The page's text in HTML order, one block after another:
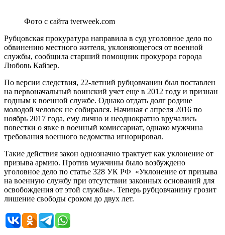
Фото с сайта tverweek.com
Рубцовская прокуратура направила в суд уголовное дело по
обвинению местного жителя, уклоняющегося от военной
службы, сообщила старший помощник прокурора города
Любовь Кайзер.
По версии следствия, 22-летний рубцовчанин был поставлен
на первоначальный воинский учет еще в 2012 году и признан
годным к военной службе. Однако отдать долг родине
молодой человек не собирался. Начиная с апреля 2016 по
ноябрь 2017 года, ему лично и неоднократно вручались
повестки о явке в военный комиссариат, однако мужчина
требования военного ведомства игнорировал.
Такие действия закон однозначно трактует как уклонение от
призыва армию. Против мужчины было возбуждено
уголовное дело по статье 328 УК РФ «Уклонение от призыва
на военную службу при отсутствии законных оснований для
освобождения от этой службы». Теперь рубцовчанину грозит
лишение свободы сроком до двух лет.